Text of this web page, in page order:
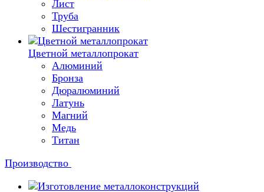
Лист
Труба
Шестигранник
Цветной металлопрокат
Алюминий
Бронза
Дюралюминий
Латунь
Магний
Медь
Титан
Производство